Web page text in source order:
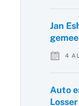
Jan
4
Auto
Losser